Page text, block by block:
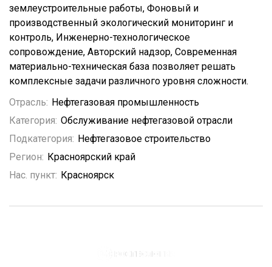
землеустроительные работы, Фоновый и
производственный экологический мониторинг и
контроль, Инженерно-технологическое
сопровождение, Авторский надзор, Современная
материально-техническая база позволяет решать
комплексные задачи различного уровня сложности.
Отрасль: Нефтегазовая промышленность
Категория: Обслуживание нефтегазовой отрасли
Подкатегория: Нефтегазовое строительство
Регион: Красноярский край
Нас. пункт: Красноярск